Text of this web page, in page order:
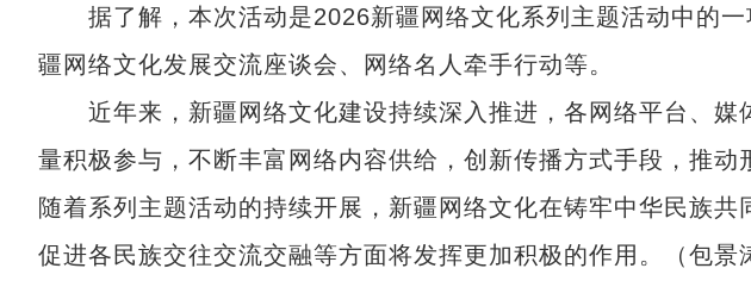
据了解，本次活动是2026新疆网络文化系列主题活动中的一
疆网络文化发展交流座谈会、网络名人牵手行动等。
近年来，新疆网络文化建设持续深入推进，各网络平台、媒
量积极参与，不断丰富网络内容供给，创新传播方式手段，推动
随着系列主题活动的持续开展，新疆网络文化在铸牢中华民族共
促进各民族交往交流交融等方面将发挥更加积极的作用。（包景